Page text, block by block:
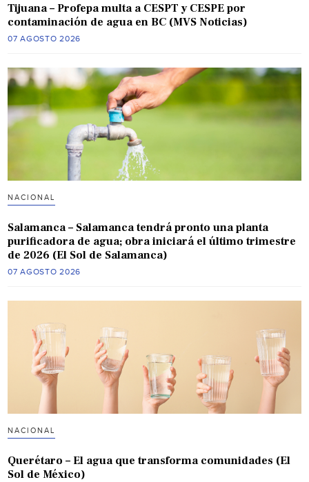
Tijuana – Profepa multa a CESPT y CESPE por
contaminación de agua en BC (MVS Noticias)
07 AGOSTO 2026
NACIONAL
Salamanca – Salamanca tendrá pronto una planta
purificadora de agua; obra iniciará el último trimestre
de 2026 (El Sol de Salamanca)
07 AGOSTO 2026
NACIONAL
Querétaro – El agua que transforma comunidades (El
Sol de México)